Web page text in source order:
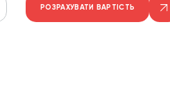
РОЗРАХУВАТИ ВАРТІСТЬ